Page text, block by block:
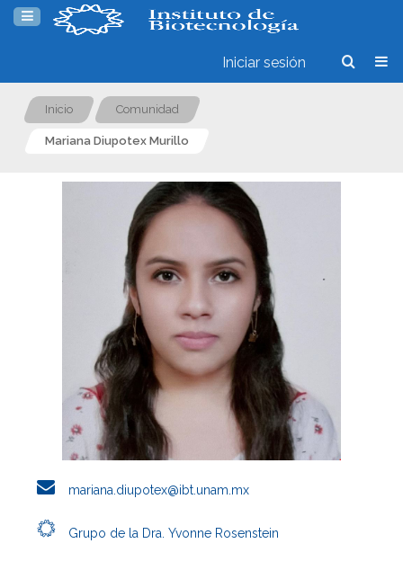
Iniciar sesión
Inicio Comunidad
Mariana Diupotex Murillo
mariana.diupotex@ibt.unam.mx
Grupo de la Dra. Yvonne Rosenstein